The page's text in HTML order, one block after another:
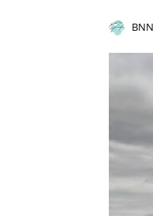
BNN